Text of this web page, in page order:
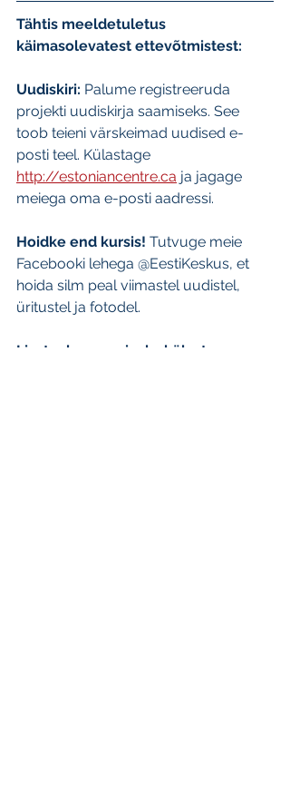
Tähtis meeldetuletus
käimasolevatest ettevõtmistest:
Uudiskiri: Palume registreeruda
projekti uudiskirja saamiseks. See
toob teieni värskeimad uudised e-
posti teel. Külastage
http://estoniancentre.ca ja jagage
meiega oma e-posti aadressi.
Hoidke end kursis! Tutvuge meie
Facebooki lehega @EestiKeskus, et
hoida silm peal viimastel uudistel,
üritustel ja fotodel.
Lisateabe saamiseks külastage